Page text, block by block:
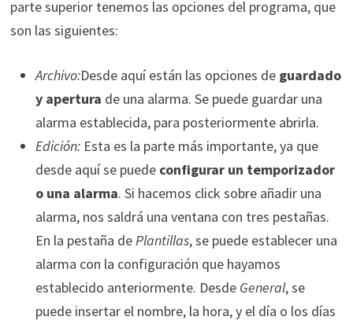
parte superior tenemos las opciones del programa, que
son las siguientes:
Archivo:Desde aquí están las opciones de guardado
y apertura de una alarma. Se puede guardar una
alarma establecida, para posteriormente abrirla.
Edición:Esta es la parte más importante, ya que
desde aquí se puede configurar un temporizador
o una alarma. Si hacemos click sobre añadir una
alarma, nos saldrá una ventana con tres pestañas.
En la pestaña dePlantillas, se puede establecer una
alarma con la configuración que hayamos
establecido anteriormente. Desde General, se
puede insertar el nombre, la hora, y el día o los días